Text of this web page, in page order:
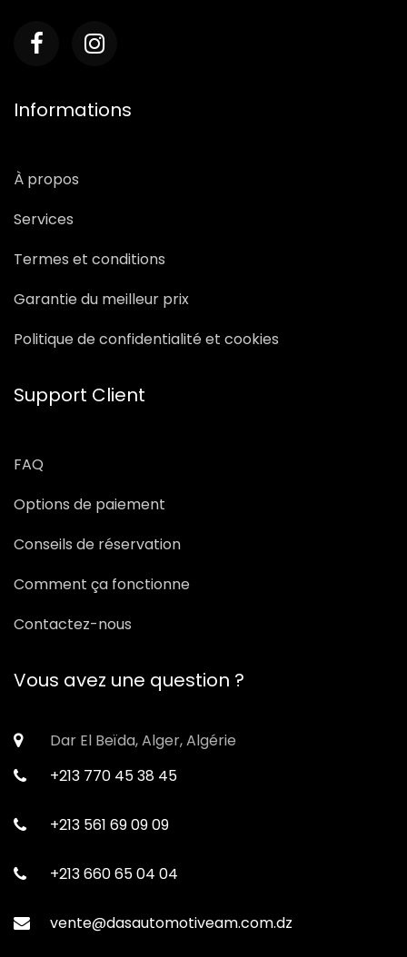
Informations
À propos
Services
Termes et conditions
Garantie du meilleur prix
Politique de confidentialité et cookies
Support Client
FAQ
Options de paiement
Conseils de réservation
Comment ça fonctionne
Contactez-nous
Vous avez une question ?
Dar El Beïda, Alger, Algérie
+213 770 45 38 45
+213 561 69 09 09
+213 660 65 04 04
vente@dasautomotiveam.com.dz